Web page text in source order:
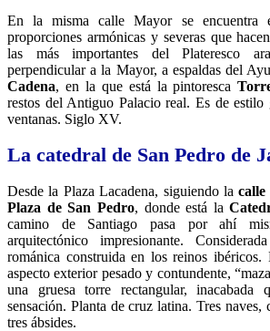
En la misma calle Mayor se encuentra
proporciones armónicas y severas que
las más importantes del Plateresco
perpendicular a la Mayor, a espaldas del
Cadena, en la que está la pintoresca
restos del Antiguo Palacio real. Es de estilo
ventanas. Siglo XV.
La catedral de San Pedro de
Desde la Plaza Lacadena, siguiendo la
Plaza de San Pedro, donde está la
camino de Santiago pasa por ahí
arquitectónico impresionante.
románica construida en los reinos
aspecto exterior pesado y contundente,
una gruesa torre rectangular, inacabada
sensación. Planta de cruz latina. Tres naves,
tres ábsides.